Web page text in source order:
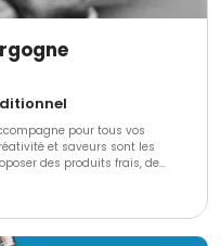
pour tous vos
et saveurs sont les
des produits frais, de